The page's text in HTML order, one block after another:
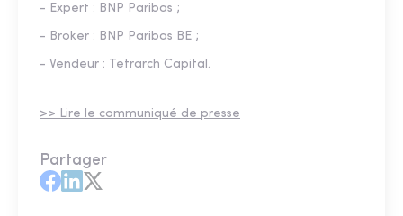
- Expert : BNP Paribas ;
- Broker : BNP Paribas BE ;
- Vendeur : Tetrarch Capital.
>> Lire le communiqué de presse
Partager